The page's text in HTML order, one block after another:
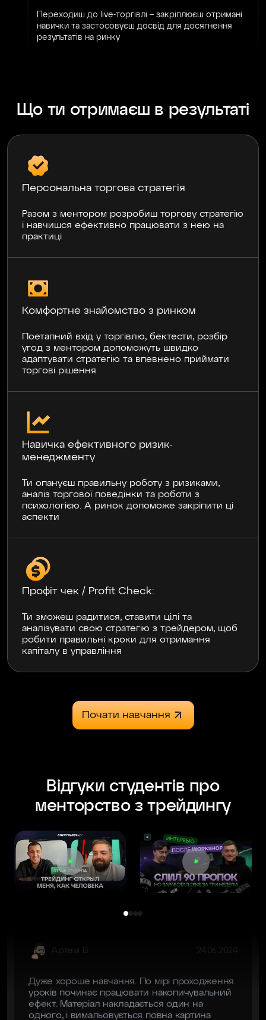
Переходиш до live-торгівлі – закріплюєш отримані
навички та застосовуєш досвід для досягнення
результатів на ринку
Що ти отримаєш в результаті
Персональна торгова стратегія
Разом з ментором розробиш торгову стратегію
і навчишся ефективно працювати з нею на
практиці
Комфортне знайомство з ринком
Поетапний вхід у торгівлю, бектести, розбір
угод з ментором допоможуть швидко
адаптувати стратегію та впевнено приймати
торгові рішення
Навичка ефективного ризик-
менеджменту
Ти опануєш правильну роботу з ризиками,
аналіз торгової поведінки та роботи з
психологією. А ринок допоможе закріпити ці
аспекти
Профіт чек / Profit Check:
Ти зможеш радитися, ставити цілі та
аналізувати свою стратегію з трейдером, щоб
робити правильні кроки для отримання
капіталу в управління
Почати навчання
Відгуки студентів про
менторство з трейдингу
NB 28.06.2024
Спасибо большое за обучение, вы просто
индексов. Топ-обучение за адекватную цену,
очень много полезной информации и
практики. Топ-преподаватели объясняют
чётко и ясно, без воды!
Svyrydenko
через тему крипти і форексу.
Доброго дня! Хотів би подякувати компанії
Cryptology за навчання. Особлива подяка
подачу інформації. В процесі навчання
покращилось розуміння ринку, хоча це вже
не перше моє навчання.
Дуже хороше навчання. По мірі проходження
уроків починає працювати накопичувальний
одного, і вимальовується повна картина
розуміння всього матеріалу. Куратори дуже
чуйні і допомагають у будь-якій незрозумілій
ситуації.